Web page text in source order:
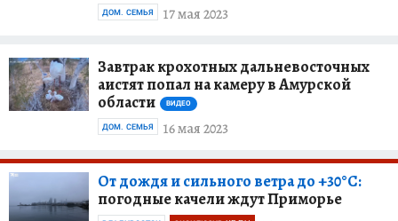
17 мая 2023
ДОМ. СЕМЬЯ
Завтрак крохотных дальневосточных
аистят попал на камеру в Амурской
области
ВИДЕО
16 мая 2023
ДОМ. СЕМЬЯ
От дождя и сильного ветра до +30°C:
погодные качели ждут Приморье